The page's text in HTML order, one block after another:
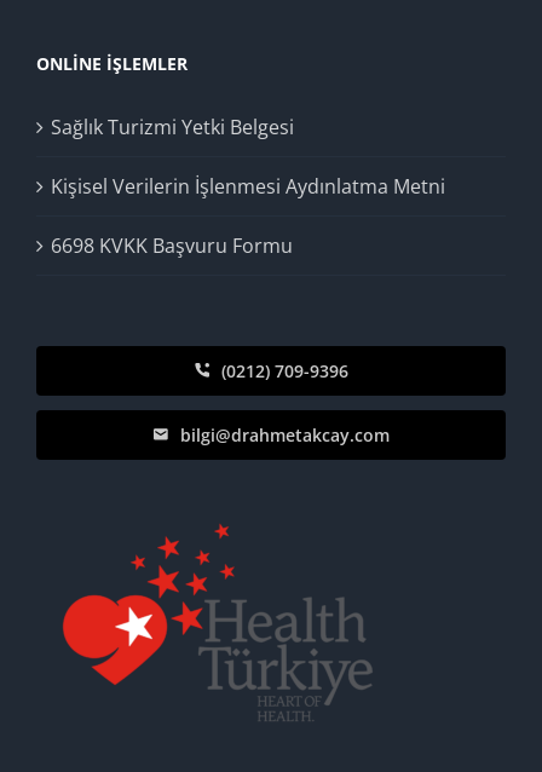
ONLINE İŞLEMLER
Sağlık Turizmi Yetki Belgesi
Kişisel Verilerin İşlenmesi Aydınlatma Metni
6698 KVKK Başvuru Formu
(0212) 709-9396
bilgi@drahmetakcay.com